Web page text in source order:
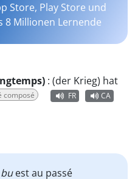
Store, Play Store und
8 Millionen Lernende
: (der Krieg) hat
composé FR CA
buest au passé